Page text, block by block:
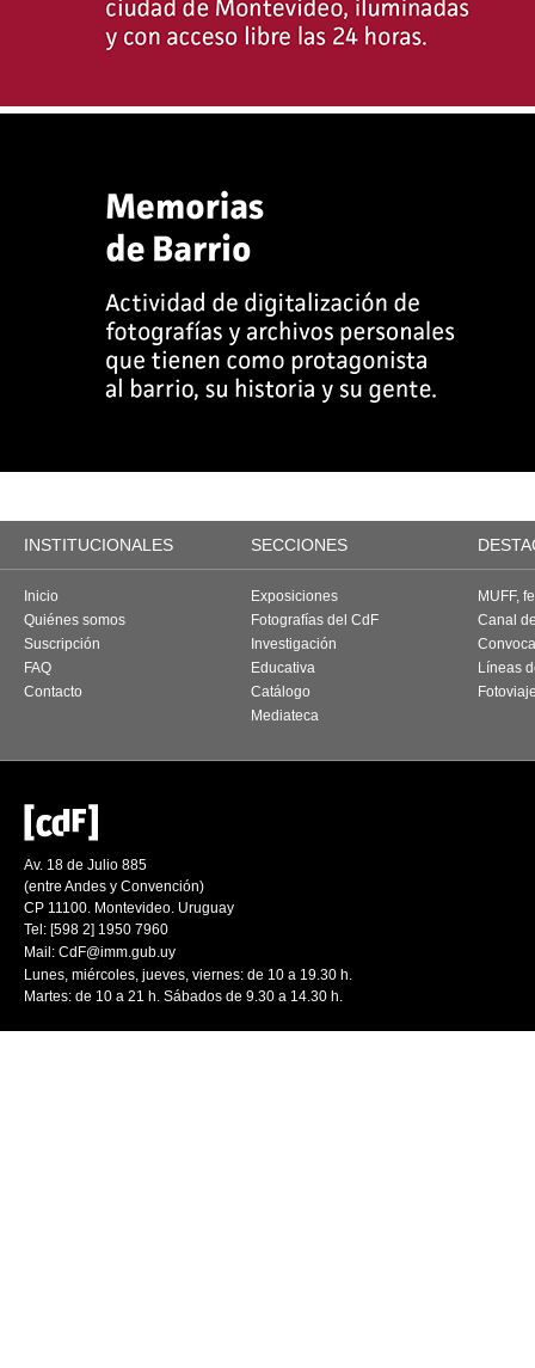
INSTITUCIONALES SECCIONES
Inicio
Quiénes somos
Suscripción
FAQ
Contacto
Exposiciones
Fotografías del CdF
Investigación
Educativa
Catálogo
Mediateca
MUFF,
Canal
Líneas
Av. 18 de Julio 885
(entre Andes y Convención)
CP 11100. Montevideo. Uruguay
Tel: [598 2] 1950 7960
Mail: CdF@imm.gub.uy
Lunes, miércoles, jueves, viernes: de 10 a 19.30 h.
Martes: de 10 a 21 h. Sábados de 9.30 a 14.30 h.